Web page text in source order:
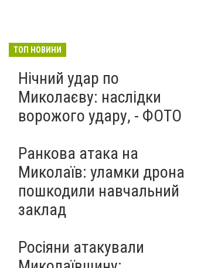
ТОП НОВИНИ
Нічний удар по
Миколаєву: наслідки
ворожого удару, - ФОТО
Ранкова атака на
Миколаїв: уламки дрона
пошкодили навчальний
заклад
Росіяни атакували